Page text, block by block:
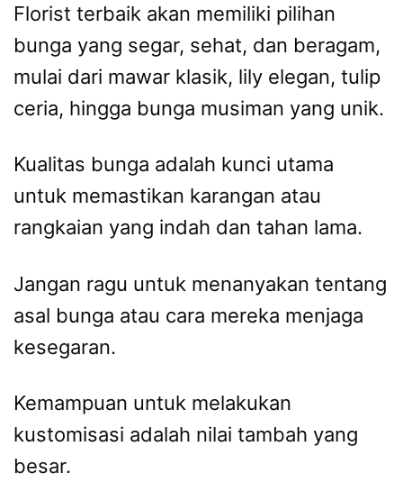
Florist terbaik akan memiliki pilihan
bunga yang segar, sehat, dan beragam,
mulai dari mawar klasik, lily elegan, tulip
ceria, hingga bunga musiman yang unik.
Kualitas bunga adalah kunci utama
untuk memastikan karangan atau
rangkaian yang indah dan tahan lama.
Jangan ragu untuk menanyakan tentang
asal bunga atau cara mereka menjaga
kesegaran.
Kemampuan untuk melakukan
kustomisasi adalah nilai tambah yang
besar.